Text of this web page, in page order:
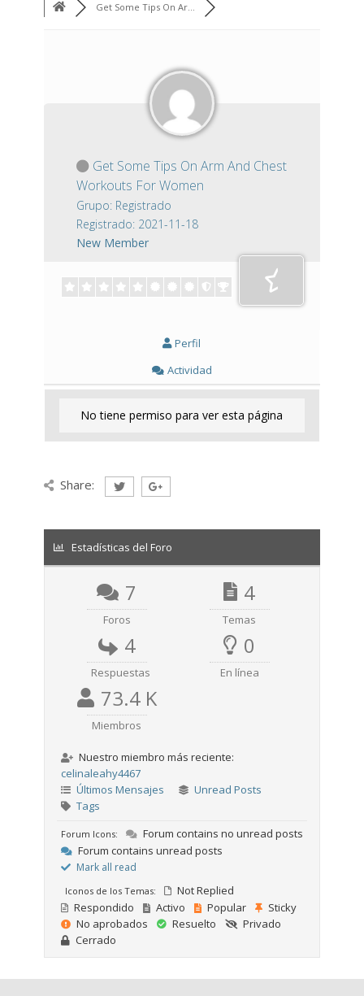
Get Some Tips On Ar...
Get Some Tips On Arm And Chest
Workouts For Women
Grupo: Registrado
Registrado: 2021-11-18
New Member
Perfil
Actividad
No tiene permiso para ver esta página
Share:
Estadísticas del Foro
7
Foros
4
Temas
4
Respuestas
0
En línea
73.4 K
Miembros
Nuestro miembro más reciente:
celinaleahy4467
Últimos Mensajes
Unread Posts
Tags
Forum Icons:
Forum contains no unread posts
Forum contains unread posts
Mark all read
Iconos de los Temas:
Not Replied
Respondido
Activo Popular
Sticky
No aprobados
Resuelto
Privado
Cerrado